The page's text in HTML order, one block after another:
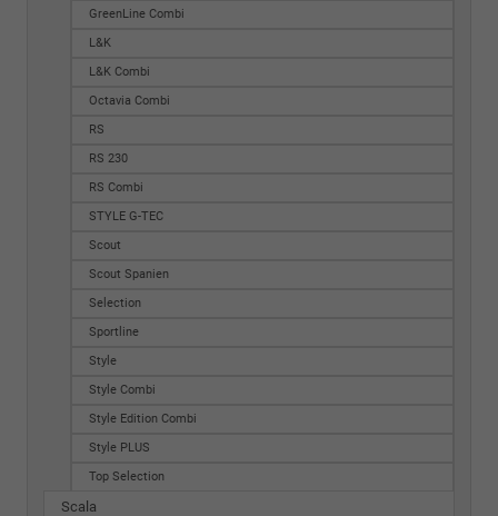
GreenLine Combi
L&K
L&K Combi
Octavia Combi
RS
RS 230
RS Combi
STYLE G-TEC
Scout
Scout Spanien
Selection
Sportline
Style
Style Combi
Style Edition Combi
Style PLUS
Top Selection
Scala